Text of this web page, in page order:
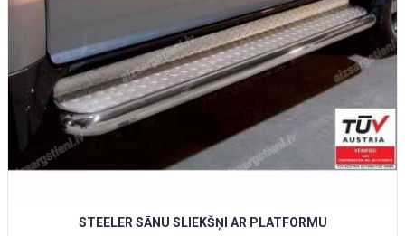
STEELER SĀNU SLIEKŠŅI AR PLATFORMU